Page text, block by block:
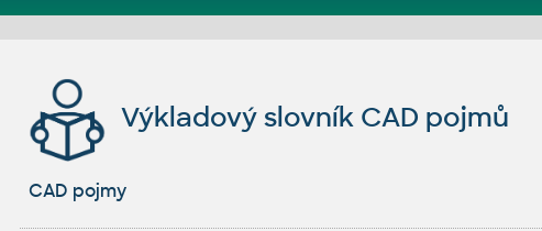
Výkladový slovník CAD pojmů
CAD pojmy